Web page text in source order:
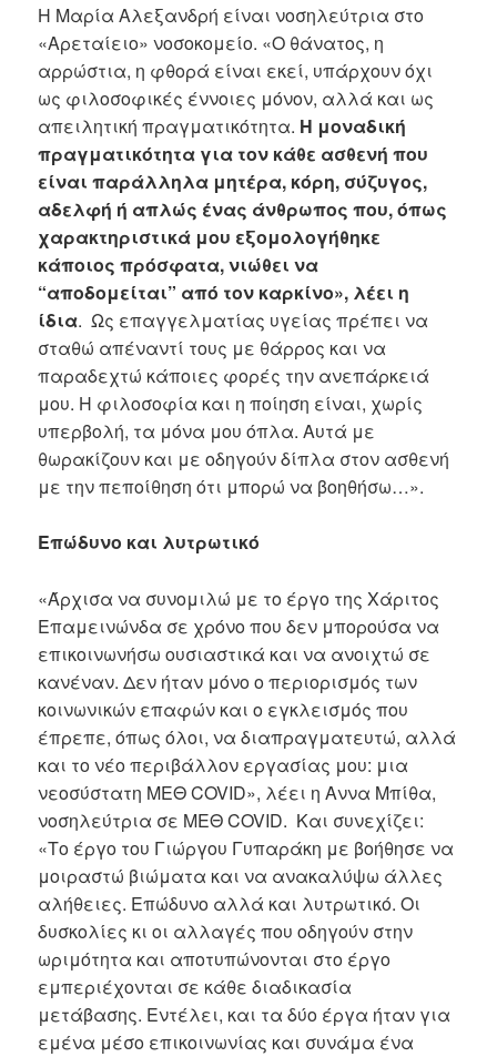
Η Μαρία Αλεξανδρή είναι νοσηλεύτρια στο
«Αρεταίειο» νοσοκομείο. «Ο θάνατος, η
αρρώστια, η φθορά είναι εκεί, υπάρχουν όχι
ως φιλοσοφικές έννοιες μόνον, αλλά και ως
απειλητική πραγματικότητα. H μοναδική
πραγματικότητα για τον κάθε ασθενή που
είναι παράλληλα μητέρα, κόρη, σύζυγος,
αδελφή ή απλώς ένας άνθρωπος που, όπως
χαρακτηριστικά μου εξομολογήθηκε
κάποιος πρόσφατα, νιώθει να
“αποδομείται” από τον καρκίνο», λέει η
ίδια. Ως επαγγελματίας υγείας πρέπει να
σταθώ απέναντί τους με θάρρος και να
παραδεχτώ κάποιες φορές την ανεπάρκειά
μου. Η φιλοσοφία και η ποίηση είναι, χωρίς
υπερβολή, τα μόνα μου όπλα. Αυτά με
θωρακίζουν και με οδηγούν δίπλα στον ασθενή
με την πεποίθηση ότι μπορώ να βοηθήσω…».
Επώδυνο και λυτρωτικό
«Άρχισα να συνομιλώ με το έργο της Χάριτος
Επαμεινώνδα σε χρόνο που δεν μπορούσα να
επικοινωνήσω ουσιαστικά και να ανοιχτώ σε
κανέναν. Δεν ήταν μόνο ο περιορισμός των
κοινωνικών επαφών και ο εγκλεισμός που
έπρεπε, όπως όλοι, να διαπραγματευτώ, αλλά
και το νέο περιβάλλον εργασίας μου: μια
νεοσύστατη ΜΕΘ COVID», λέει η Αννα Μπίθα,
νοσηλεύτρια σε ΜΕΘ COVID. Και συνεχίζει:
«Το έργο του Γιώργου Γυπαράκη με βοήθησε να
μοιραστώ βιώματα και να ανακαλύψω άλλες
αλήθειες. Επώδυνο αλλά και λυτρωτικό. Οι
δυσκολίες κι οι αλλαγές που οδηγούν στην
ωριμότητα και αποτυπώνονται στο έργο
εμπεριέχονται σε κάθε διαδικασία
μετάβασης. Εντέλει, και τα δύο έργα ήταν για
εμένα μέσο επικοινωνίας και συνάμα ένα